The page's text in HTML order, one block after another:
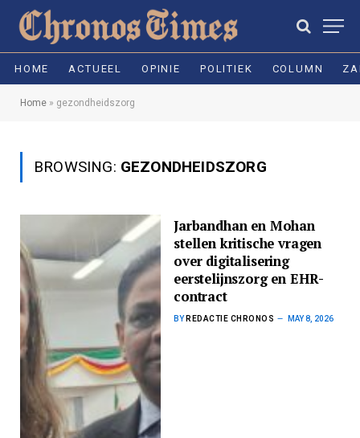
HOME ACTUEEL OPINIE POLITIEK COLUMN
Home » gezondheidszorg
BROWSING: GEZONDHEIDSZORG
Jarbandhan en Mohan
stellen kritische vragen
over digitalisering
eerstelijnszorg en EHR-
contract
BY REDACTIE CHRONOS MAY 8, 2026